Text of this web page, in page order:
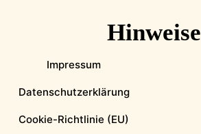
Hinweise
Impressum
Datenschutzerklärung
Cookie-Richtlinie (EU)